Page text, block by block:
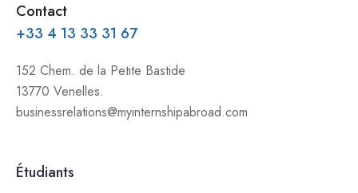
Contact
+33 4 13 33 31 67
152 Chem. de la Petite Bastide
13770 Venelles.
businessrelations@myinternshipabroad.com
Étudiants